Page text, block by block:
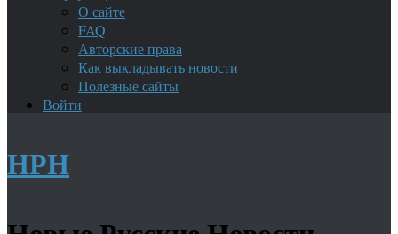
О сайте
FAQ
Авторские права
Как выкладывать новости
Полезные сайты
Войти
НРН